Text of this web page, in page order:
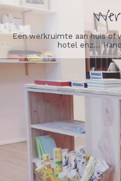
Een werkruimte aan huis of
hotel enz…